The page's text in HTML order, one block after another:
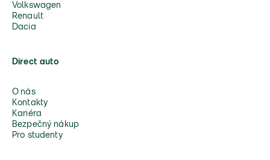
Volkswagen
Renault
Dacia
Direct auto
O nás
Kontakty
Kariéra
Bezpečný nákup
Pro studenty